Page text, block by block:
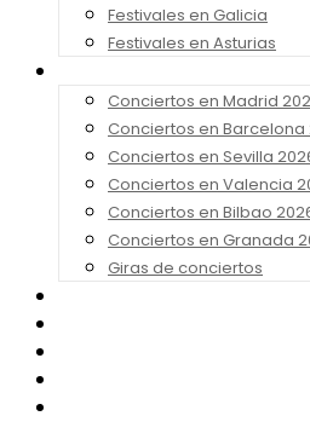
Festivales en Galicia
Festivales en Asturias
Conciertos en Madrid
Conciertos en Barcelona
Conciertos en Sevilla
Conciertos en Valencia
Conciertos en Bilbao
Conciertos en Granada
Giras de conciertos